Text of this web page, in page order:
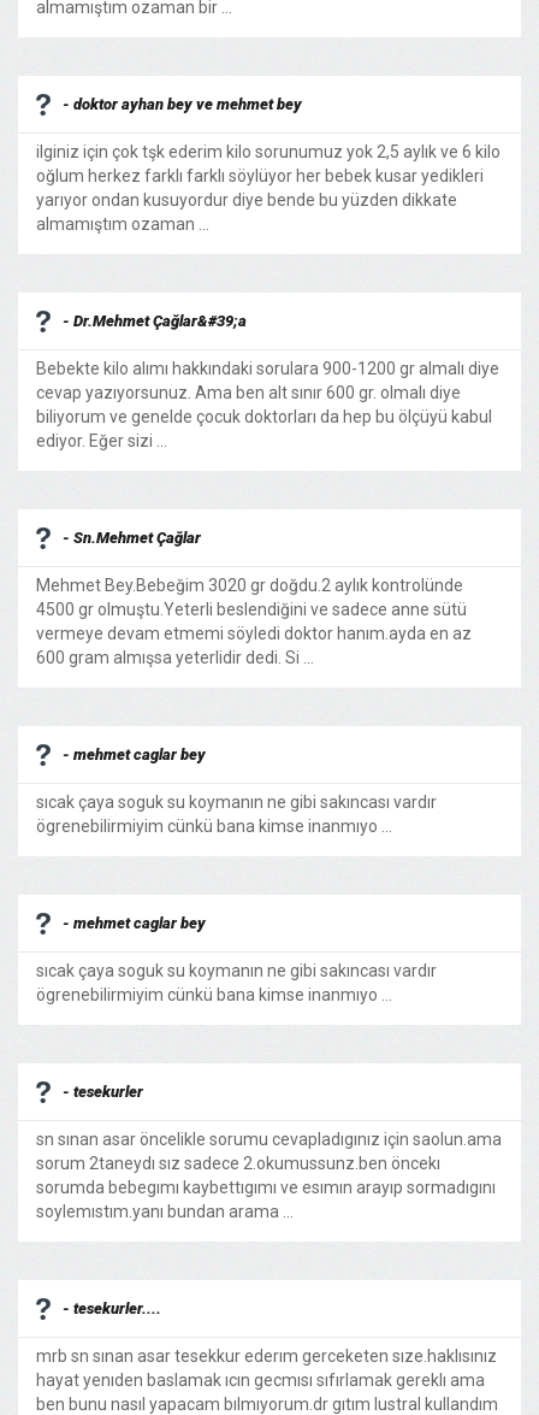
almamıştım ozaman bir ...
- doktor ayhan bey ve mehmet bey
ilginiz için çok tşk ederim kilo sorunumuz yok 2,5 aylık ve 6 kilo
oğlum herkez farklı farklı söylüyor her bebek kusar yedikleri
yarıyor ondan kusuyordur diye bende bu yüzden dikkate
almamıştım ozaman ...
- Dr.Mehmet Çağlar&#39;a
Bebekte kilo alımı hakkındaki sorulara 900-1200 gr almalı diye
cevap yazıyorsunuz. Ama ben alt sınır 600 gr. olmalı diye
biliyorum ve genelde çocuk doktorları da hep bu ölçüyü kabul
ediyor. Eğer sizi ...
- Sn.Mehmet Çağlar
Mehmet Bey.Bebeğim 3020 gr doğdu.2 aylık kontrolünde
4500 gr olmuştu.Yeterli beslendiğini ve sadece anne sütü
vermeye devam etmemi söyledi doktor hanım.ayda en az
600 gram almışsa yeterlidir dedi. Si ...
- mehmet caglar bey
sıcak çaya soguk su koymanın ne gibi sakıncası vardır
ögrenebilirmiyim cünkü bana kimse inanmıyo ...
- mehmet caglar bey
sıcak çaya soguk su koymanın ne gibi sakıncası vardır
ögrenebilirmiyim cünkü bana kimse inanmıyo ...
- tesekurler
sn sınan asar öncelikle sorumu cevapladıgınız için saolun.ama
sorum 2taneydı sız sadece 2.okumussunz.ben öncekı
sorumda bebegımı kaybettıgımı ve esımın arayıp sormadıgını
soylemıstım.yanı bundan arama ...
- tesekurler....
mrb sn sınan asar tesekkur ederım gerceketen sıze.haklısınız
hayat yenıden baslamak ıcın gecmısı sıfırlamak gereklı ama
ben bunu nasıl yapacam bılmıyorum.dr gıtım lustral kullandım